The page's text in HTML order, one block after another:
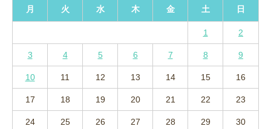
月
火 水 木 金 土 日
1 2
3 4 5 6 7 8 9
10 11 12 13 14 15 16
17 18 19 20 21 22 23
24 25 26 27 28 29 30